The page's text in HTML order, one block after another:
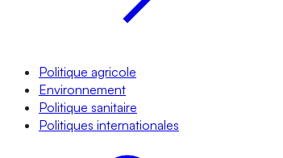
Politique agricole
Environnement
Politique sanitaire
Politiques internationales